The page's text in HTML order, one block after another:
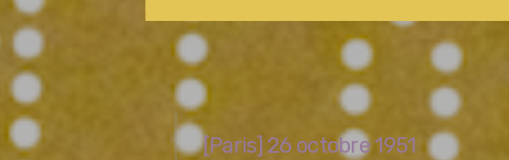
[Paris] 26 octobre 1951